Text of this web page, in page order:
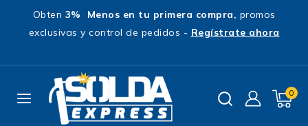
Obten 3% Menos en tu primera compra, promos
exclusivas y control de pedidos - Regístrate ahora
0